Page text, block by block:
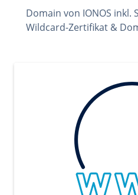
Domain von IONOS inkl.
Wildcard-Zertifikat &